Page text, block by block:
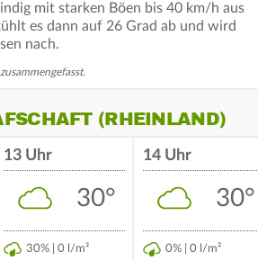
mit starken Böen bis 40 km/h aus
es dann auf 26 Grad ab und wird
nach.
(RHEINLAND)
13 Uhr
30°
30% | 0 l/m²
14 Uhr
30°
0% | 0 l/m²